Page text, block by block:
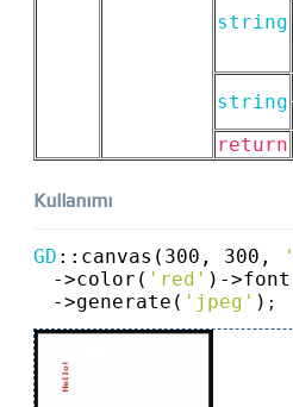
string
string
return
Kullanımı
GD :: canvas(300, 300,
->color( 'red' ) ->
->generate( 'jpeg' ) ;